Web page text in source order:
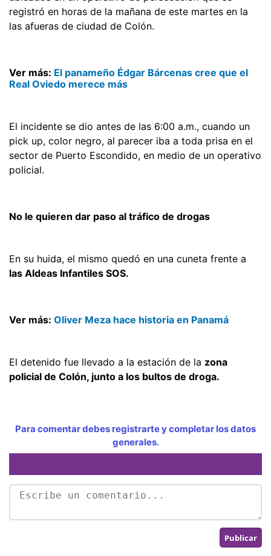
registró en horas de la mañana de este martes en la
las afueras de ciudad de Colón.
Ver más: El panameño Édgar Bárcenas cree que el
Real Oviedo merece más
El incidente se dio antes de las 6:00 a.m., cuando un
pick up, color negro, al parecer iba a toda prisa en el
sector de Puerto Escondido, en medio de un operativo
policial.
No le quieren dar paso al tráfico de drogas
En su huida, el mismo quedó en una cuneta frente a
las Aldeas Infantiles SOS.
Ver más: Oliver Meza hace historia en Panamá
El detenido fue llevado a la estación de la zona
policial de Colón, junto a los bultos de droga.
Para comentar debes registrarte y completar los datos
generales.